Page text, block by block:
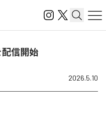
配信開始
2026.5.10